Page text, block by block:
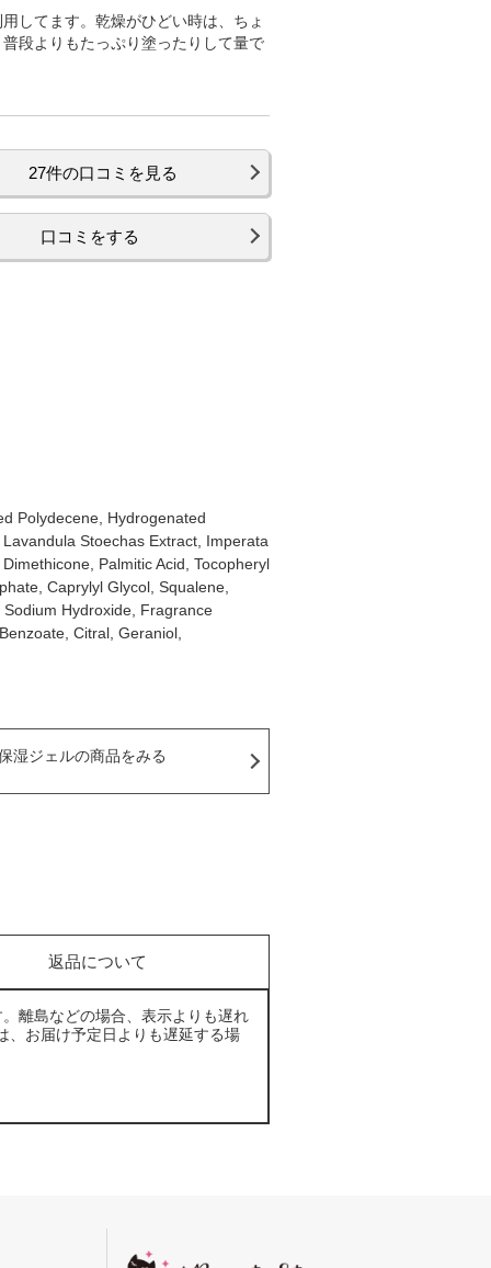
してます。乾燥がひどい時は、ちょ
段よりもたっぷり塗ったりして量で
27件の口コミを見る
口コミをする
Polydecene, Hydrogenated
Stoechas Extract, Imperata
Palmitic Acid, Tocopheryl
Caprylyl Glycol, Squalene,
Hydroxide, Fragrance
Citral, Geraniol,
湿ジェルの商品をみる
返品について
離島などの場合、表示よりも遅れ
、お届け予定日よりも遅延する場